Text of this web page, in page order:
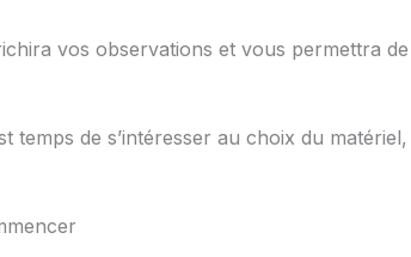
vos observations et vous permettra
temps de s’intéresser au choix du